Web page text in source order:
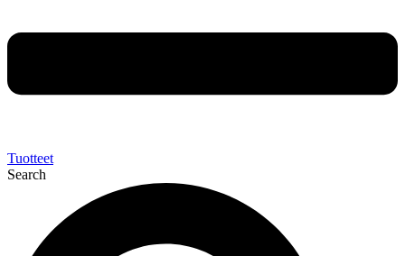
Tuotteet
Search